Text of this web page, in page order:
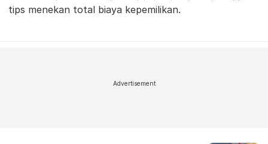
tips menekan total biaya kepemilikan.
Advertisement